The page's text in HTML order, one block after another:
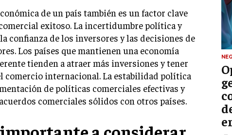
DE
de un país también es un factor clave
exitoso. La incertidumbre política y
confianza de los inversores y las decisiones de
Los países que mantienen una economía
tienden a atraer más inversiones y tener
comercio internacional. La estabilidad política
de políticas comerciales efectivas y
comerciales sólidos con otros países.